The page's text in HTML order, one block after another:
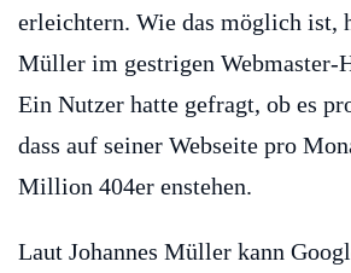
erleichtern. Wie das möglich ist,
Müller im gestrigen Webmaster-
Ein Nutzer hatte gefragt, ob es
dass auf seiner Webseite pro
Million 404er enstehen.
Laut Johannes Müller kann